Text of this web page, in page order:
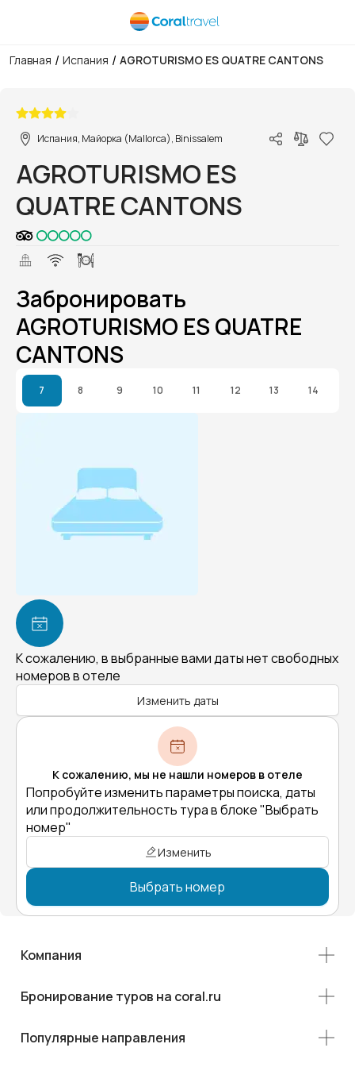
Главная / Испания / AGROTURISMO ES QUATRE CANTONS
Испания, Майорка (Mallorca), Binissalem
AGROTURISMO ES
QUATRE CANTONS
Забронировать
AGROTURISMO ES QUATRE
CANTONS
7 8 9 10 11 12 13 14
К сожалению, в выбранные вами даты нет свободных
номеров в отеле
Изменить даты
К сожалению, мы не нашли номеров в отеле
Попробуйте изменить параметры поиска, даты
или продолжительность тура в блоке "Выбрать
номер"
Изменить
Выбрать номер
Компания
Бронирование туров на coral.ru
Популярные направления